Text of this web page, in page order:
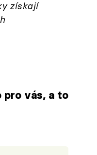
získají
pro vás, a to